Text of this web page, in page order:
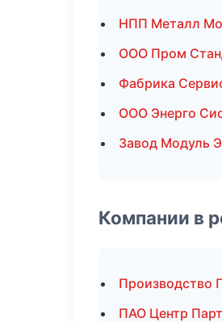
НПП Металл
ООО Пром
Фабрика
ООО Энерго
Завод Модуль
Компании в
Производство
ПАО Центр